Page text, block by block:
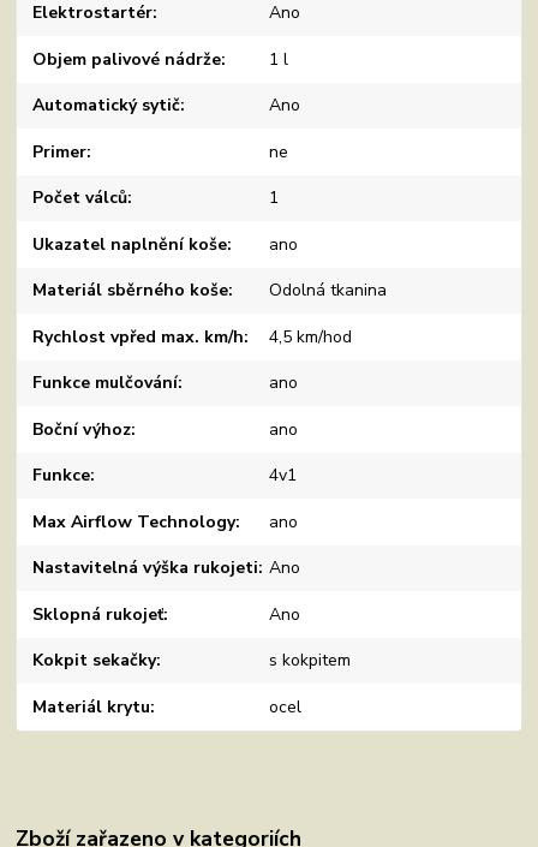
Elektrostartér Ano
Objem palivové nádrže 1 l
Automatický sytič Ano
Primer ne
Počet válců 1
Ukazatel naplnění koše ano
Materiál sběrného koše Odolná tkanina
Rychlost vpřed max. km/h 4,5 km/hod
Funkce mulčování ano
Boční výhoz ano
Funkce 4v1
Max Airflow Technology ano
Nastavitelná výška rukojeti Ano
Sklopná rukojeť Ano
Kokpit sekačky s kokpitem
Materiál krytu ocel
Zboží zařazeno v kategoriích